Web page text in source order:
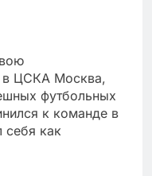
в ЦСКА Москва,
футбольных
к команде в
себя как